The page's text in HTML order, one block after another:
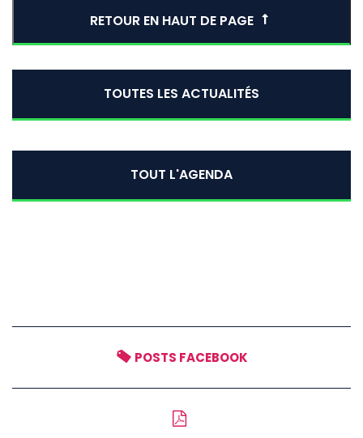
RETOUR EN HAUT DE PAGE
TOUTES LES ACTUALITÉS
TOUT L'AGENDA
POSTS FACEBOOK